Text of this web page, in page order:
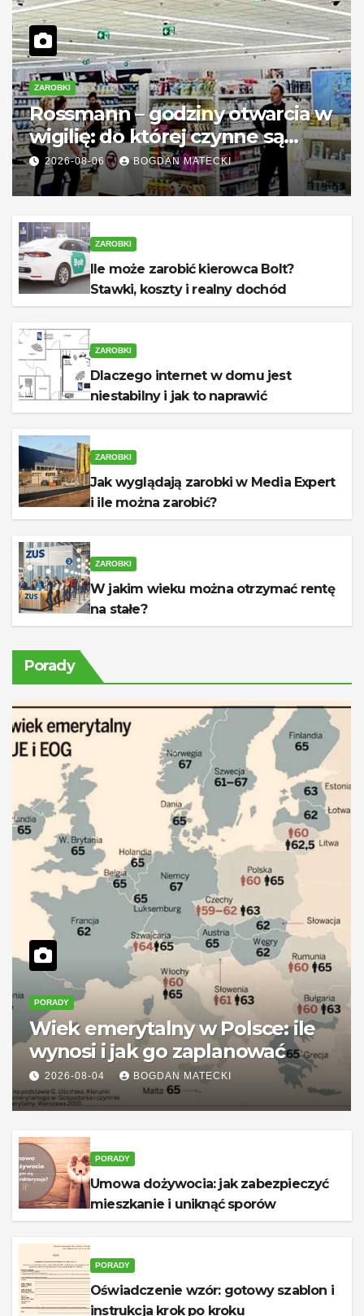
ZAROBKI
Rossmann – godziny otwarcia w
wigilię: do której czynne są
sklepy?
2026-08-06 BOGDAN MATECKI
ZAROBKI
Ile może zarobić kierowca Bolt?
Stawki, koszty i realny dochód
ZAROBKI
Dlaczego internet w domu jest
niestabilny i jak to naprawić
ZAROBKI
Jak wyglądają zarobki w Media Expert
i ile można zarobić?
ZAROBKI
W jakim wieku można otrzymać rentę
na stałe?
Porady
PORADY
Wiek emerytalny w Polsce: ile
wynosi i jak go zaplanować
2026-08-04 BOGDAN MATECKI
PORADY
Umowa dożywocia: jak zabezpieczyć
mieszkanie i uniknąć sporów
PORADY
Oświadczenie wzór: gotowy szablon i
instrukcja krok po kroku